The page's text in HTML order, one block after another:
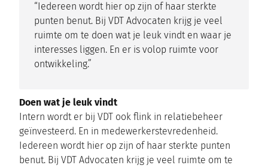
“Iedereen wordt hier op zijn of haar sterkte
punten benut. Bij VDT Advocaten krijg je veel
ruimte om te doen wat je leuk vindt en waar je
interesses liggen. En er is volop ruimte voor
ontwikkeling.”
Doen wat je leuk vindt
Intern wordt er bij VDT ook flink in relatiebeheer
geïnvesteerd. En in medewerkerstevredenheid.
Iedereen wordt hier op zijn of haar sterkte punten
benut. Bij VDT Advocaten krijg je veel ruimte om te